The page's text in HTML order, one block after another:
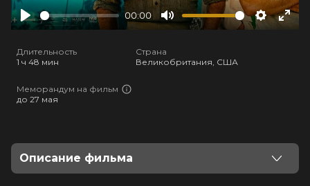
Play
00:00
Mute Settings
Длительность
1 ч 48 мин
Страна
Великобритания, США
Меморандум на фильм
до 27 мая
Описание фильма